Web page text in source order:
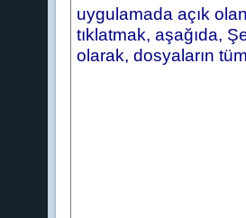
uygulamada açık
tıklatmak, aşağıda,
olarak, dosyaların